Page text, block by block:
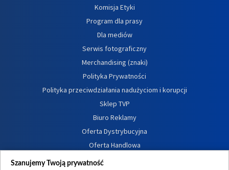
Komisja Etyki
Program dla prasy
Dla mediów
Serwis fotograficzny
Merchandising (znaki)
Polityka Prywatności
Polityka przeciwdziałania nadużyciom i korupcji
Sklep TVP
Biuro Reklamy
Oferta Dystrybucyjna
Oferta Handlowa
Dostępność
Szanujemy Twoją prywatność